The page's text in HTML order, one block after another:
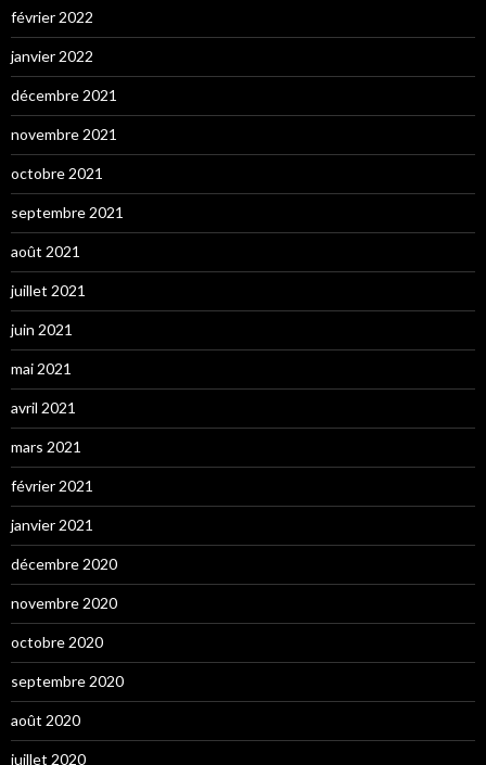
février 2022
janvier 2022
décembre 2021
novembre 2021
octobre 2021
septembre 2021
août 2021
juillet 2021
juin 2021
mai 2021
avril 2021
mars 2021
février 2021
janvier 2021
décembre 2020
novembre 2020
octobre 2020
septembre 2020
août 2020
juillet 2020